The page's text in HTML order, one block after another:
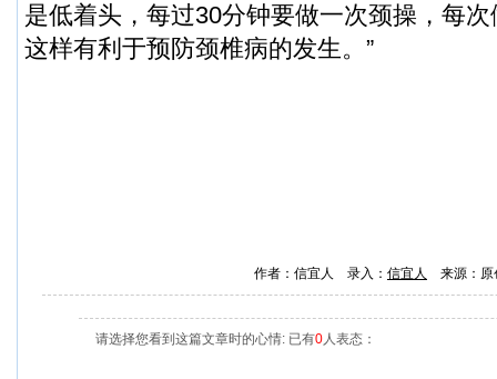
是低着头，每过30分钟要做一次颈操，每
这样有利于预防颈椎病的发生。”
作者：信宜人 录入： 信宜人 来源：
请选择您看到这篇文章时的心情: 已有0人表态：